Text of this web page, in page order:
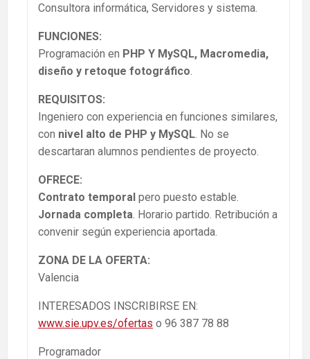
Consultora informática, Servidores y sistema.
FUNCIONES:
Programación en PHP Y MySQL, Macromedia,
diseño y retoque fotográfico
REQUISITOS:
Ingeniero con experiencia en funciones similares,
con nivel alto de PHP y MySQL . No se
descartaran alumnos pendientes de proyecto.
OFRECE:
Contrato temporal pero puesto estable.
Jornada completa . Horario partido. Retribución a
convenir según experiencia aportada.
ZONA DE LA OFERTA:
Valencia
INTERESADOS INSCRIBIRSE EN:
www.sie.upv.es/ofertas o 96 387 78 88
Programador